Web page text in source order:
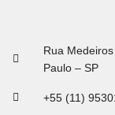
Rua
Paulo – SP
+55 (11)